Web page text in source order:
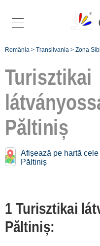
România > Transilvania > Zona
Turisztikai
Păltiniș
Afișează pe hartă
Păltiniș
1 Turisztikai
Păltiniș:
Turisztikai
közelében
Păltiniș:
[5 offers hogy 21.7
despre C A R T A ®
termeni și condiții